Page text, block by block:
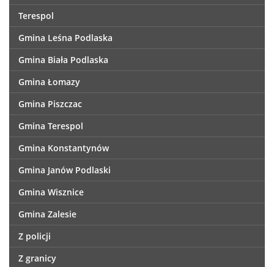
Terespol
Gmina Leśna Podlaska
Gmina Biała Podlaska
Gmina Łomazy
Gmina Piszczac
Gmina Terespol
Gmina Konstantynów
Gmina Janów Podlaski
Gmina Wisznice
Gmina Zalesie
Z policji
Z granicy